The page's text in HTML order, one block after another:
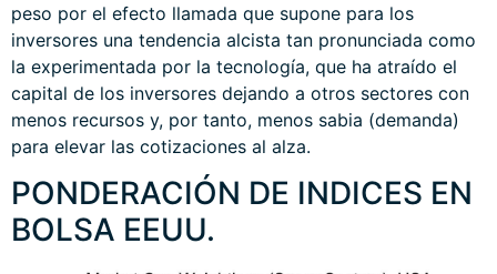
peso por el efecto llamada que supone para los
inversores una tendencia alcista tan pronunciada como
la experimentada por la tecnología, que ha atraído el
capital de los inversores dejando a otros sectores con
menos recursos y, por tanto, menos sabia (demanda)
para elevar las cotizaciones al alza.
PONDERACIÓN DE INDICES EN
BOLSA EEUU.